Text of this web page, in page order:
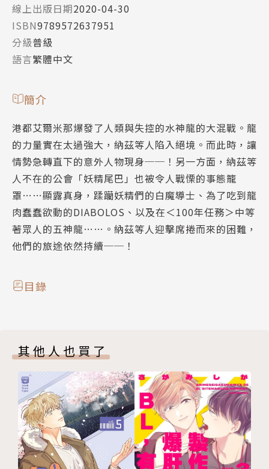
線上出版日期2020-04-30
ISBN9789572637951
分級普級
語言繁體中文
簡介
港都艾爾米那爆發了人類與失控的水神龍的大混戰。龍
的力量實在太過強大，納茲等人陷入絕境。而此時，讓
情勢急轉直下的意外人物現身──！另一方面，納茲等
人不在的公會「妖精尾巴」也被令人戰慄的事態籠
罩……顯露真身，蹂躪妖精們的白魔導士、為了吃到龍
肉蠢蠢欲動的DIABOLOS、以及在＜100年任務＞中等
著眾人的五神龍……。納茲等人迎擊席捲而來的困難，
他們的旅途依然持續──！
目錄
其他人也買了